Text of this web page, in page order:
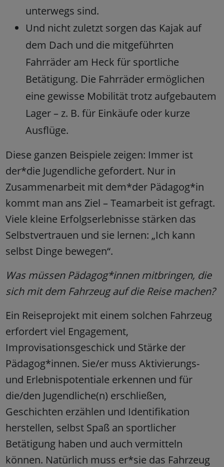
unterwegs sind.
Und nicht zuletzt sorgen das Kajak auf
dem Dach und die mitgeführten
Fahrräder am Heck für sportliche
Betätigung. Die Fahrräder ermöglichen
eine gewisse Mobilität trotz aufgebautem
Lager – z. B. für Einkäufe oder kurze
Ausflüge.
Diese ganzen Beispiele zeigen: Immer ist
der*die Jugendliche gefordert. Nur in
Zusammenarbeit mit dem*der Pädagog*in
kommt man ans Ziel – Teamarbeit ist gefragt.
Viele kleine Erfolgserlebnisse stärken das
Selbstvertrauen und sie lernen: „Ich kann
selbst Dinge bewegen“.
Was müssen Pädagog*innen mitbringen, die
sich mit dem Fahrzeug auf die Reise machen?
Ein Reiseprojekt mit einem solchen Fahrzeug
erfordert viel Engagement,
Improvisationsgeschick und Stärke der
Pädagog*innen. Sie/er muss Aktivierungs-
und Erlebnispotentiale erkennen und für
die/den Jugendliche(n) erschließen,
Geschichten erzählen und Identifikation
herstellen, selbst Spaß an sportlicher
Betätigung haben und auch vermitteln
können. Natürlich muss er*sie das Fahrzeug